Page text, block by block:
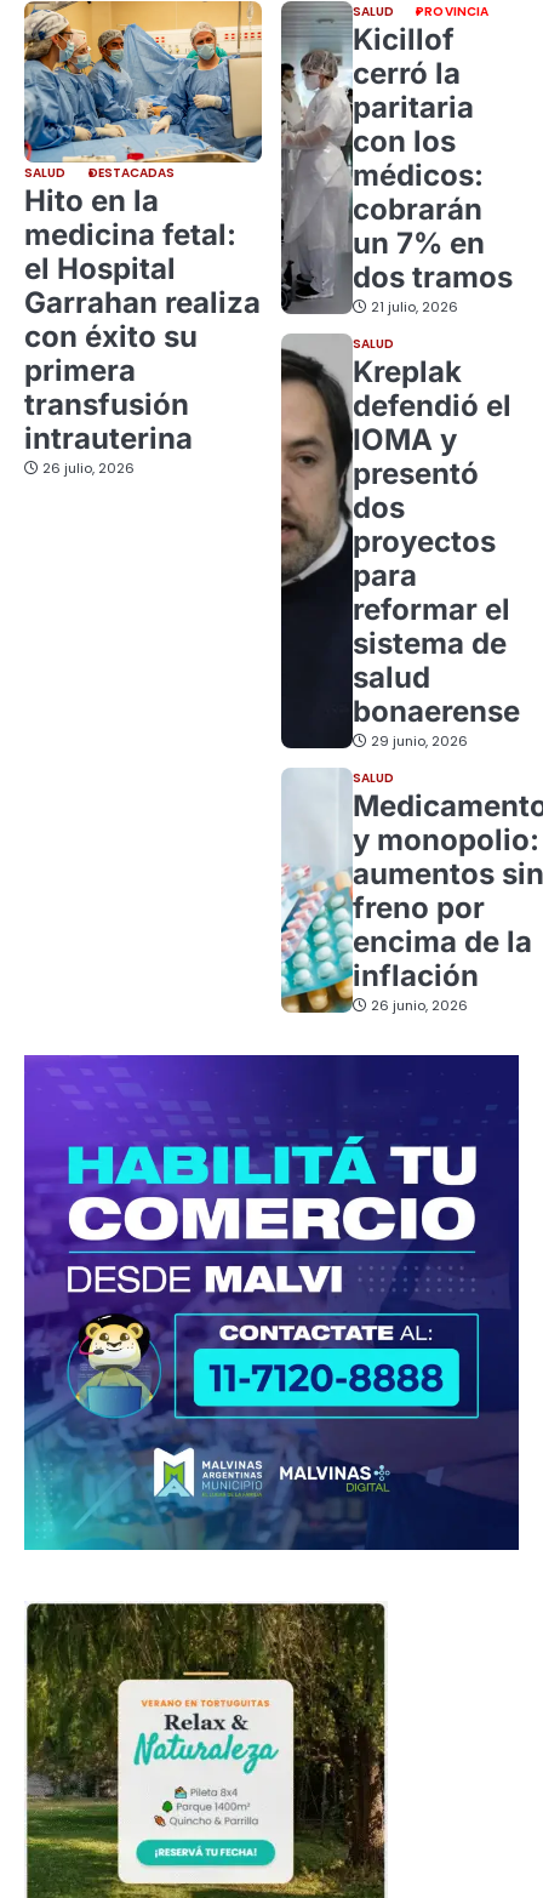
SALUD DESTACADAS
Hito en la
medicina fetal:
el Hospital
Garrahan realiza
con éxito su
primera
transfusión
intrauterina
26 julio, 2026
SALUD PROVINCIA
Kicillof
cerró la
paritaria
con los
médicos:
cobrarán
un 7% en
dos tramos
21 julio, 2026
SALUD
Kreplak
defendió el
IOMA y
presentó
dos
proyectos
para
reformar el
sistema de
salud
bonaerense
29 junio, 2026
SALUD
y monopolio:
aumentos sin
freno por
encima de la
inflación
26 junio, 2026